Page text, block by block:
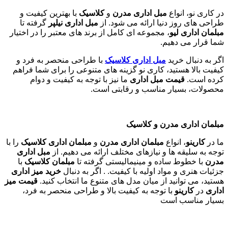
در کاری نو، انواع مبل اداری مدرن وکلاسیک با بهترین کیفیت و
طراحی های روز دنیا ارائه می شود. از مبل اداری نیلپر گرفته تا
مبلمان اداری لیو، مجموعه ای کامل از برند های معتبر را در اختیار
شما قرار می دهیم.
اگر به دنبال خرید مبل اداری کلاسیک با طراحی منحصر به فرد و
کیفیت بالا هستید، کاری نو گزینه های متنوعی را برای شما فراهم
کرده است. قیمت مبل اداری ما نیز با توجه به کیفیت و دوام
محصولات، بسیار مناسب و رقابتی است.
مبلمان اداری مدرن و کلاسیک
ما درکارینو، انواع مبلمان اداری مدرن و مبلمان اداری کلاسیک را با
توجه به سلیقه ها و نیازهای مختلف ارائه می دهیم. از مبل اداری
مدرن با خطوط ساده و مینیمالیستی گرفته تا مبلمان کلاسیک با
جزئیات هنری و مواد اولیه با کیفیت. . اگر به دنبال خرید میز اداری
هستید، می توانید از میان مدل های متنوع ما انتخاب کنید. قیمت میز
اداری درکارینو با توجه به کیفیت بالا و طراحی منحصر به فرد،
بسیار مناسب است